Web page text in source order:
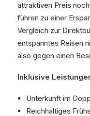
attraktiven Preis
führen zu einer
Vergleich zur
entspanntes Reisen
also gegen einen
Inklusive
Unterkunft im
Reichhaltiges